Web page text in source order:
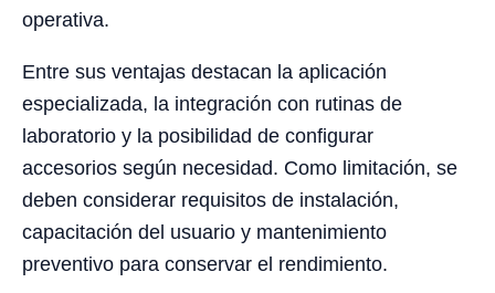
operativa.
Entre sus ventajas destacan la aplicación
especializada, la integración con rutinas de
laboratorio y la posibilidad de configurar
accesorios según necesidad. Como limitación, se
deben considerar requisitos de instalación,
capacitación del usuario y mantenimiento
preventivo para conservar el rendimiento.